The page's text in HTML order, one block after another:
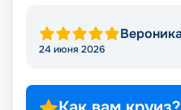
Художественная
Nautilus Club:
педагогов предложит
детей в возрасте от 6
Вероника
24 июня 2026